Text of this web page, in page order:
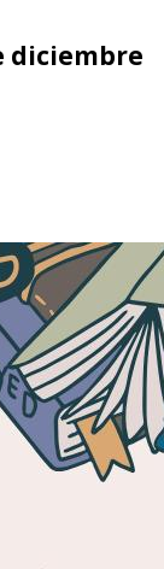
diciembre